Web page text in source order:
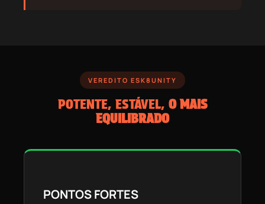
VEREDITO ESK8UNITY
POTENTE, ESTÁVEL, O MAIS
EQUILIBRADO
PONTOS FORTES